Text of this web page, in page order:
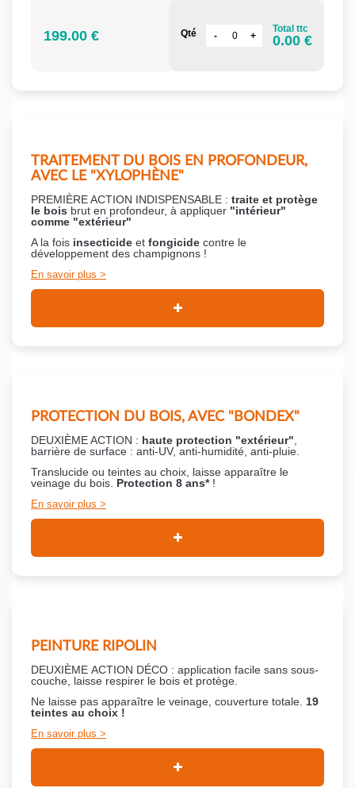
199.00 € Qté Total ttc
0.00 €
TRAITEMENT DU BOIS EN PROFONDEUR,
AVEC LE "XYLOPHÈNE"
PREMIÈRE ACTION INDISPENSABLE : traite et protège
le bois brut en profondeur, à appliquer "intérieur"
comme "extérieur"
A la fois insecticide et fongicide contre le
développement des champignons !
En savoir plus
PROTECTION DU BOIS, AVEC "BONDEX"
DEUXIÈME ACTION : haute protection "extérieur"
barrière de surface : anti-UV, anti-humidité, anti-pluie.
Translucide ou teintes au choix, laisse apparaître le
veinage du bois. Protection 8 ans*!
En savoir plus
PEINTURE RIPOLIN
DEUXIÈME ACTION DÉCO : application facile sans sous-
couche, laisse respirer le bois et protège.
Ne laisse pas apparaître le veinage, couverture totale. 19
teintes au choix !
En savoir plus